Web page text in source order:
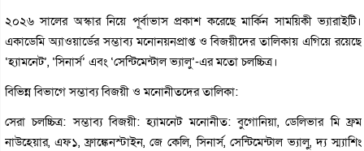
২০২৬ সালের অস্কার নিয়ে পূর্বাভাস প্রকাশ করেছে মার্কিন সাময়িকী ভ্যারাইটি।
একাডেমি অ্যাওয়ার্ডের সম্ভাব্য মনোনয়নপ্রাপ্ত ও বিজয়ীদের তালিকায় এগিয়ে রয়েছে
‘হ্যামনেট’, ‘সিনার্স’ এবং ‘সেন্টিমেন্টাল ভ্যালু’-এর মতো চলচ্চিত্র।
বিভিন্ন বিভাগে সম্ভাব্য বিজয়ী ও মনোনীতদের তালিকা:
সেরা চলচ্চিত্র: সম্ভাব্য বিজয়ী: হ্যামনেট মনোনীত: বুগোনিয়া, ডেলিভার মি ফ্রম
নাউহেয়ার, এফ১, ফ্রাঙ্কেনস্টাইন, জে কেলি, সিনার্স, সেন্টিমেন্টাল ভ্যালু, দ্য স্ম্যাশিং